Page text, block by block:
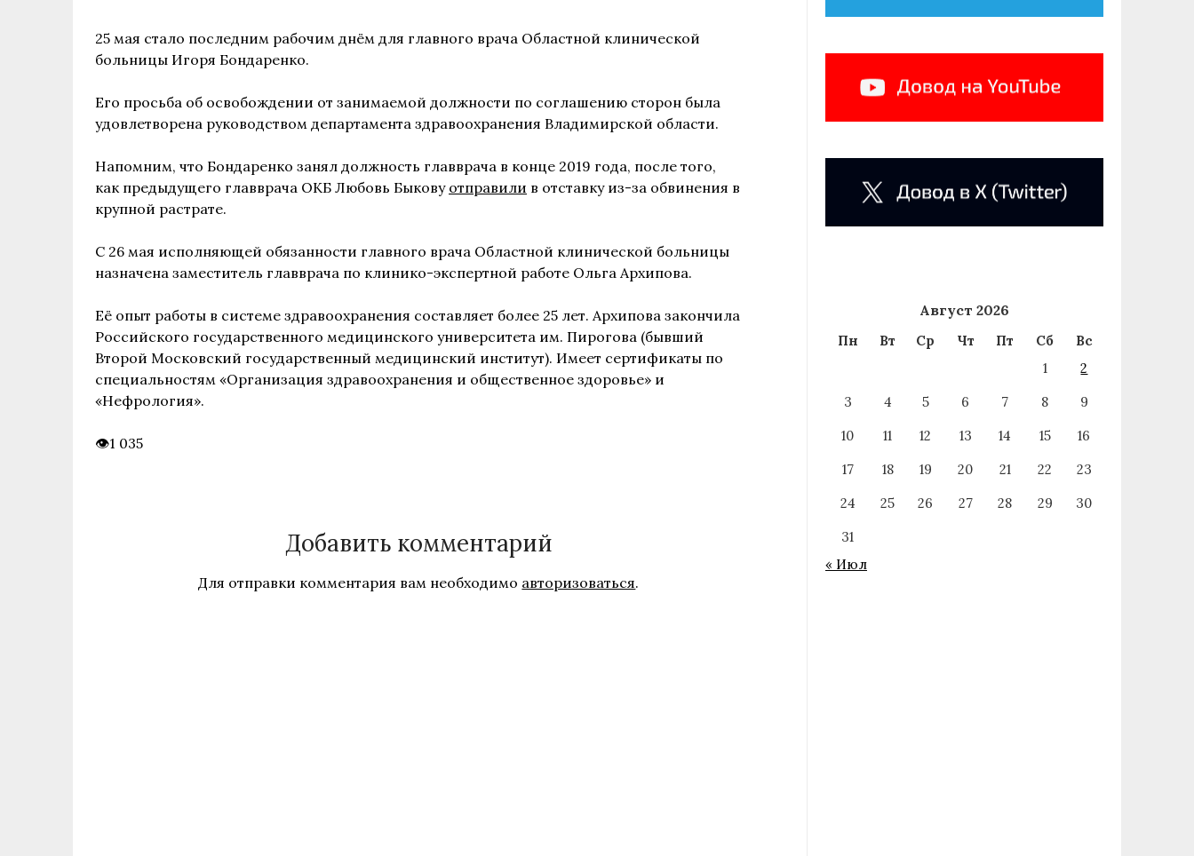
25 мая стало последним рабочим днём для главного врача Областной клинической
больницы Игоря Бондаренко.
Его просьба об освобождении от занимаемой должности по соглашению сторон была
удовлетворена руководством департамента здравоохранения Владимирской области.
Напомним, что Бондаренко занял должность главврача в конце 2019 года, после того,
как предыдущего главврача ОКБ Любовь Быкову отправили в отставку из-за обвинения в
крупной растрате.
С 26 мая исполняющей обязанности главного врача Областной клинической больницы
назначена заместитель главврача по клинико-экспертной работе Ольга Архипова.
Её опыт работы в системе здравоохранения составляет более 25 лет. Архипова закончила
Российского государственного медицинского университета им. Пирогова (бывший
Второй Московский государственный медицинский институт). Имеет сертификаты по
специальностям «Организация здравоохранения и общественное здоровье» и
«Нефрология».
1 035
Добавить комментарий
Для отправки комментария вам необходимо авторизоваться.
Август 2026
Пн Вт Ср Чт Пт Сб
Вс
1
2
3
4 5 6 7 8
9
10
11 12 13 14 15
16
17
18 19 20 21 22
23
24
25 26 27 28 29
30
31
« Июл